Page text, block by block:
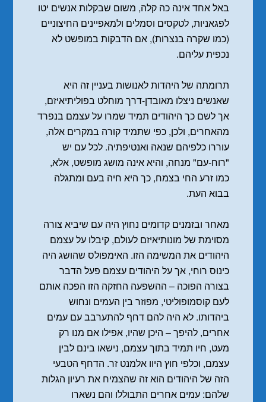
באל אחד אינה כה קלה, משום שבקלות אנשים יטו
לפגאניות, לטקסים וסמלים ולמאפיינים החיצוניים
(כמו שקרה בנצרות), אם הדבקות במופשט לא
נכפית עליהם.
תרומתה של היהדות לאנושות בעניין זה היא
שאנשים ניצלו מאובדן-דרך מוחלט בפוליתיאיזם,
אך לשם כך היהודים תמיד שמרו על עצמם בנפרד
מהאחרים, ולכן, כפי שתמיד קורה במקרים אלה,
עוררו כלפיהם שנאה ואנטיפתיה. לכל עם יש
"רוח-עם" מנחה, והיא אינה מושג מופשט, אלא,
כמו זרע החי בצמח, כך היא חיה בעם ומתגלה
בבוא העת.
מאחר ובזמנים קדומים נחוץ היה עם שיביא צורה
מסוימת של מונותיאיזם לעולם, קיבלו על עצמם
היהודים את המשימה הזו. האימפולס שהושג היה
כינוס רוחי, אך על היהודים עצמם פעל הדבר
בצורה הפוכה – ההשפעה החזקה הזו הפכה אותם
לעם קוסמופוליטי, מפוזר בין העמים ונחוש
ביהדותו. לא היה להם דחף להתערבב עם עמים
אחרים, להיפך – היכן שהיו, אפילו אם מנו רק
מעט, חיו תמיד בתוך עצמם, נישאו בינם לבין
עצמם, וכלפי חוץ היוו אלמנט זר. הדחף הטבעי
הזה של היהודים הוא זה שהצמיח את רעיון הגלות
שלהם: עמים אחרים התבוללו והם נשארו